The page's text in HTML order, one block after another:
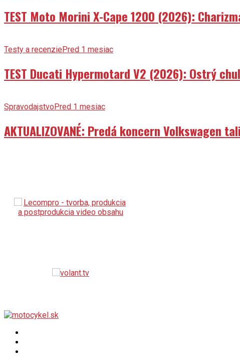
TEST Moto Morini X-Cape 1200 (2026):
Testy a recenziePred 1 mesiac
TEST Ducati Hypermotard V2 (2026): Ostrý
SpravodajstvoPred 1 mesiac
AKTUALIZOVANÉ: Predá koncern